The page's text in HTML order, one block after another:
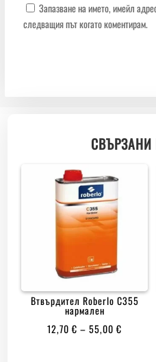
Запазване на името, имейл
следващия път когато коментирам.
Втвърдител Roberlo C355
нармален
12,70€ – 55,00€